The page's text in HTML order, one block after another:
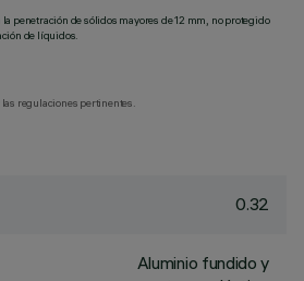
la penetración de sólidos mayores de 12 mm, no protegido
de líquidos.
regulaciones pertinentes.
0.32
Aluminio fundido y